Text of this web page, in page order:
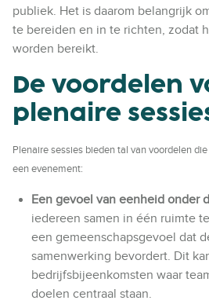
publiek. Het is daarom belangrijk
te bereiden en in te richten, zodat
worden bereikt.
De voordelen
plenaire
Plenaire sessies bieden tal van voordelen
een evenement:
Een gevoel van eenheid onder
iedereen samen in één ruimte
een gemeenschapsgevoel dat
samenwerking bevordert. Dit
bedrijfsbijeenkomsten waar
doelen centraal staan.